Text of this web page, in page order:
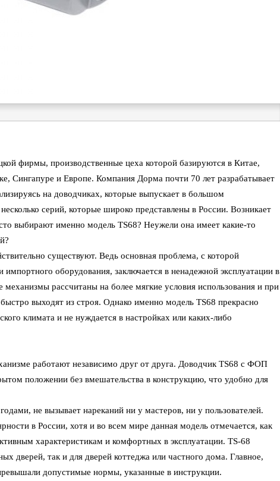
фирмы, производственные цеха которой базируются в Китае,
Сингапуре и Европе. Компания Дорма почти 70 лет разрабатывает
на доводчиках, которые выпускает в большом
серий, которые широко представлены в России. Возникает
выбирают именно модель TS68? Неужели она имеет какие-то
существуют. Ведь основная проблема, с которой
импортного оборудования, заключается в ненадежной эксплуатации в
рассчитаны на более мягкие условия использования и при
выходят из строя. Однако именно модель TS68 прекрасно
климата и не нуждается в настройках или каких-либо
работают независимо друг от друга. Доводчик TS68 с ФОП
положении без вмешательства в конструкцию, что удобно для
не вызывает нареканий ни у мастеров, ни у пользователей.
в России, хотя и во всем мире данная модель отмечается, как
характеристикам и комфортных в эксплуатации. TS-68
дверей, так и для дверей коттеджа или частного дома. Главное,
допустимые нормы, указанные в инструкции.